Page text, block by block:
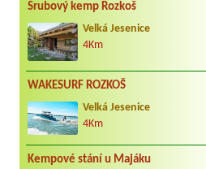
Srubový kemp Rozkoš
Velká Jesenice
4Km
WAKESURF ROZKOŠ
Velká Jesenice
4Km
Kempové stání u Majáku